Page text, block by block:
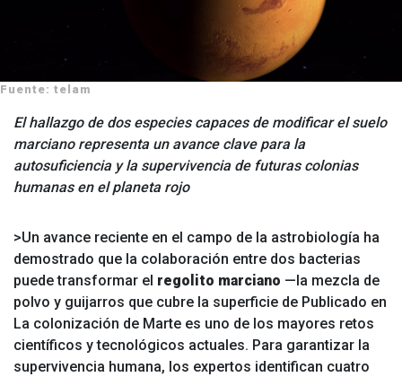
Fuente: telam
El hallazgo de dos especies capaces de modificar el suelo
marciano representa un avance clave para la
autosuficiencia y la supervivencia de futuras colonias
humanas en el planeta rojo
>Un avance reciente en el campo de la astrobiología ha
demostrado que la colaboración entre dos bacterias
puede transformar el regolito marciano —la mezcla de
polvo y guijarros que cubre la superficie de Publicado en
La colonización de Marte es uno de los mayores retos
científicos y tecnológicos actuales. Para garantizar la
supervivencia humana, los expertos identifican cuatro